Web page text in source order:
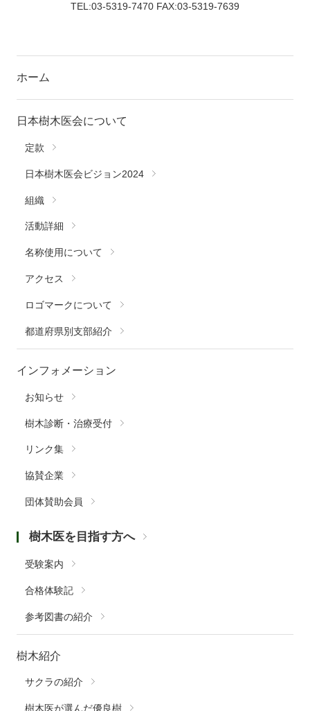
TEL:03-5319-7470 FAX:03-5319-7639
ホーム
日本樹木医会について
定款
日本樹木医会ビジョン2024
組織
活動詳細
名称使用について
アクセス
ロゴマークについて
都道府県別支部紹介
インフォメーション
お知らせ
樹木診断・治療受付
リンク集
協賛企業
団体賛助会員
樹木医を目指す方へ
受験案内
合格体験記
参考図書の紹介
樹木紹介
サクラの紹介
樹木医が選んだ優良樹